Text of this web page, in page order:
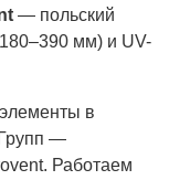
— польский
мм) и UV-
в
—
Работаем